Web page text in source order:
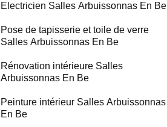
Electricien Salles Arbuissonnas En Be
Pose de tapisserie et toile de verre
Salles Arbuissonnas En Be
Rénovation intérieure Salles
Arbuissonnas En Be
Peinture intérieur Salles Arbuissonnas
En Be